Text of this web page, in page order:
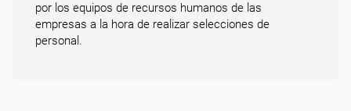
por los equipos de recursos humanos de las
empresas a la hora de realizar selecciones de
personal.